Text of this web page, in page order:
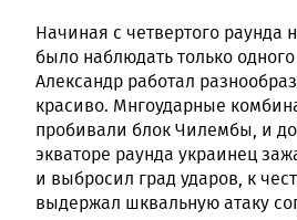
Начиная с четвертого раунда
было наблюдать только
Александр работал
красиво. Мнгоударные
пробивали блок Чилембы, и
экваторе раунда украинец
и выбросил град ударов, к
выдержал шквальную атаку